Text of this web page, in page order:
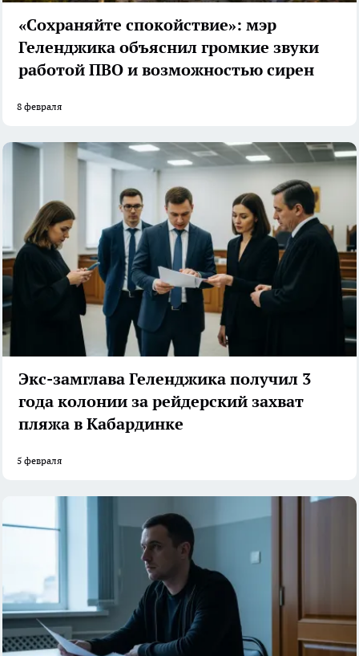
«Сохраняйте спокойствие»: мэр
Геленджика объяснил громкие звуки
работой ПВО и возможностью сирен
8 февраля
Экс-замглава Геленджика получил 3
года колонии за рейдерский захват
пляжа в Кабардинке
5 февраля